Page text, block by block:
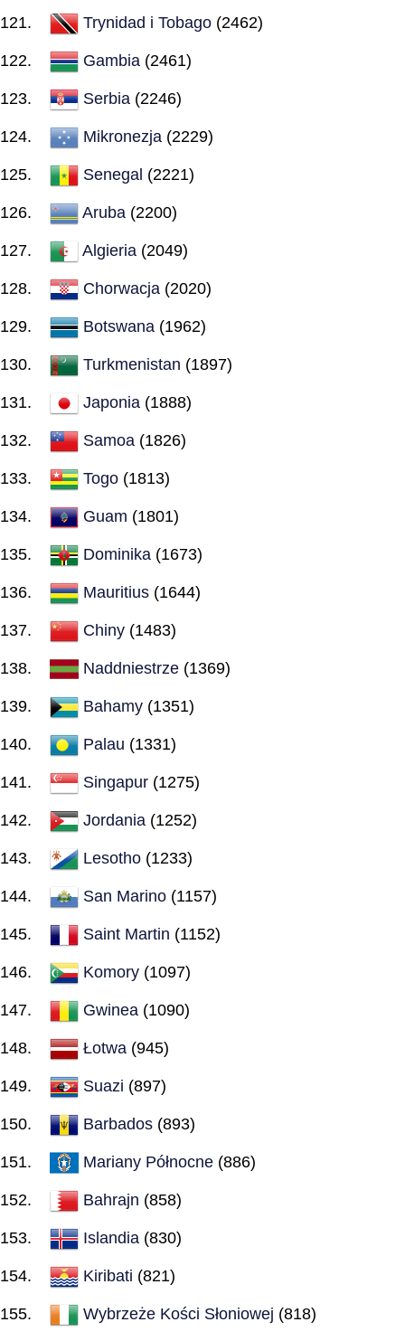
Trynidad i Tobago (2462)
Gambia (2461)
Serbia (2246)
Mikronezja (2229)
Senegal (2221)
Aruba (2200)
Algieria (2049)
Chorwacja (2020)
Botswana (1962)
Turkmenistan (1897)
Japonia (1888)
Samoa (1826)
Togo (1813)
Guam (1801)
Dominika (1673)
Mauritius (1644)
Chiny (1483)
Naddniestrze (1369)
Bahamy (1351)
Palau (1331)
Singapur (1275)
Jordania (1252)
Lesotho (1233)
San Marino (1157)
Saint Martin (1152)
Komory (1097)
Gwinea (1090)
Łotwa (945)
Suazi (897)
Barbados (893)
Mariany Północne (886)
Bahrajn (858)
Islandia (830)
Kiribati (821)
Wybrzeże Kości Słoniowej (818)